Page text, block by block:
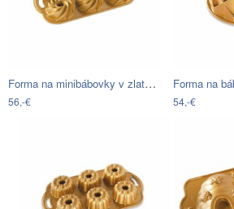
Forma na minibábovky v zlatej farbe…
56,-€ 54,-€